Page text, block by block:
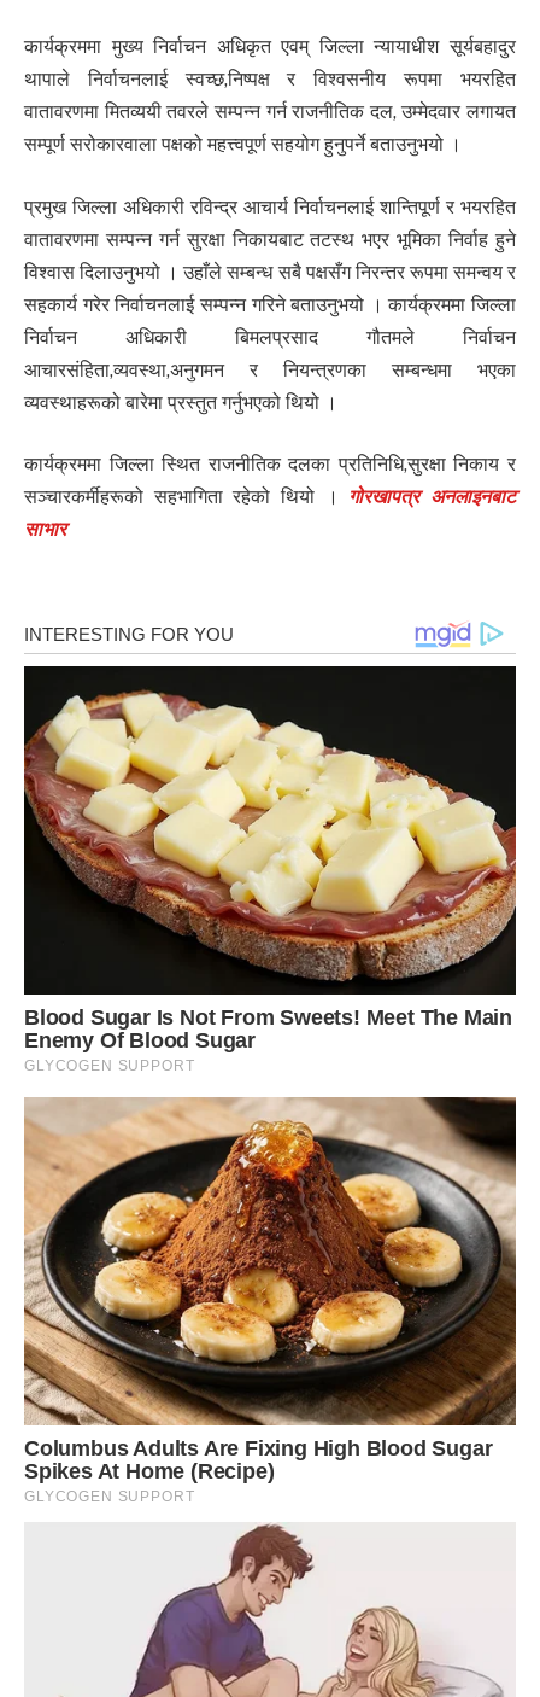
कार्यक्रममा मुख्य निर्वाचन अधिकृत एवम् जिल्ला न्यायाधीश सूर्यबहादुर
थापाले निर्वाचनलाई स्वच्छ,निष्पक्ष र विश्वसनीय रूपमा भयरहित
वातावरणमा मितव्ययी तवरले सम्पन्न गर्न राजनीतिक दल, उम्मेदवार लगायत
सम्पूर्ण सरोकारवाला पक्षको महत्त्वपूर्ण सहयोग हुनुपर्ने बताउनुभयो ।
प्रमुख जिल्ला अधिकारी रविन्द्र आचार्य निर्वाचनलाई शान्तिपूर्ण र भयरहित
वातावरणमा सम्पन्न गर्न सुरक्षा निकायबाट तटस्थ भएर भूमिका निर्वाह हुने
विश्वास दिलाउनुभयो । उहाँले सम्बन्ध सबै पक्षसँग निरन्तर रूपमा समन्वय र
सहकार्य गरेर निर्वाचनलाई सम्पन्न गरिने बताउनुभयो । कार्यक्रममा जिल्ला
निर्वाचन अधिकारी बिमलप्रसाद गौतमले निर्वाचन
आचारसंहिता,व्यवस्था,अनुगमन र नियन्त्रणका सम्बन्धमा भएका
व्यवस्थाहरूको बारेमा प्रस्तुत गर्नुभएको थियो ।
कार्यक्रममा जिल्ला स्थित राजनीतिक दलका प्रतिनिधि,सुरक्षा निकाय र
सञ्चारकर्मीहरूको सहभागिता रहेको थियो । गोरखापत्र अनलाइनबाट
साभार